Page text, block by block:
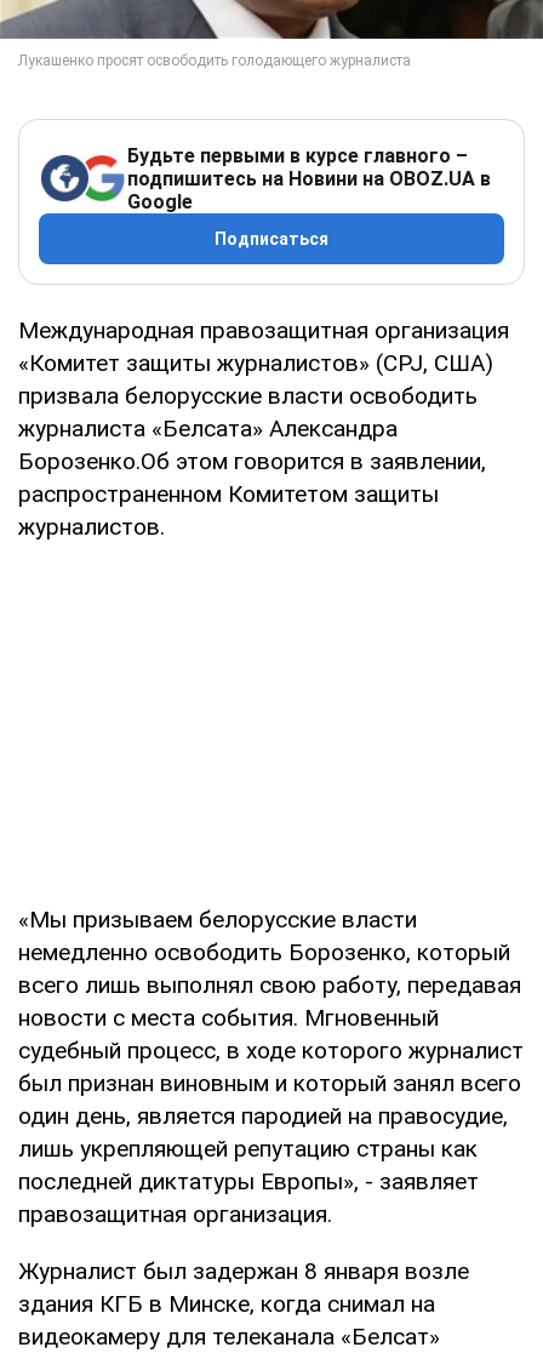
Будьте первыми в курсе главного –
подпишитесь на Новини на OBOZ.UA в
Google
Подписаться
Международная правозащитная организация
«Комитет защиты журналистов» (CPJ, США)
призвала белорусские власти освободить
журналиста «Белсата» Александра
Борозенко.Об этом говорится в заявлении,
распространенном Комитетом защиты
журналистов.
«Мы призываем белорусские власти
немедленно освободить Борозенко, который
всего лишь выполнял свою работу, передавая
новости с места события. Мгновенный
судебный процесс, в ходе которого журналист
был признан виновным и который занял всего
один день, является пародией на правосудие,
лишь укрепляющей репутацию страны как
последней диктатуры Европы», - заявляет
правозащитная организация.
Журналист был задержан 8 января возле
здания КГБ в Минске, когда снимал на
видеокамеру для телеканала «Белсат»